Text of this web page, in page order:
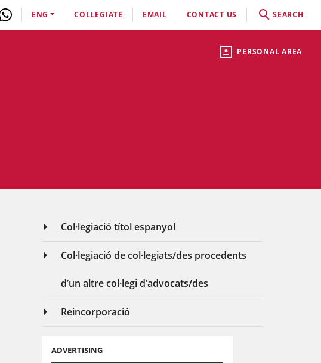
PERSONAL AREA
ENG COLLEGIATE EMAIL CONTACT US SEARCH
Col·legiació títol espanyol
Col·legiació de col·legiats/des procedents
d’un altre col·legi d’advocats/des
Reincorporació
ADVERTISING